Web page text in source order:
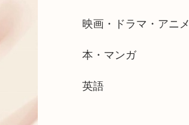
映画・ドラマ・アニメ
本・マンガ
英語